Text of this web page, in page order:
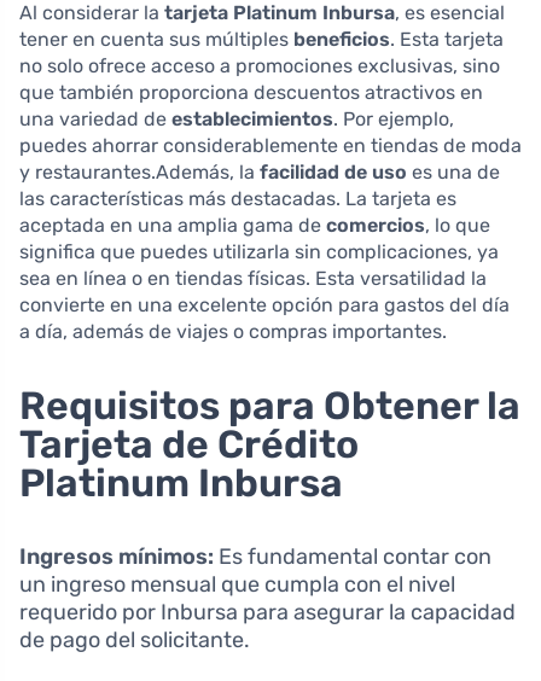
Al considerar la tarjeta Platinum Inbursa, es esencial
tener en cuenta sus múltiples beneficios. Esta tarjeta
no solo ofrece acceso a promociones exclusivas, sino
que también proporciona descuentos atractivos en
una variedad de establecimientos. Por ejemplo,
puedes ahorrar considerablemente en tiendas de moda
y restaurantes.Además, la facilidad de uso es una de
las características más destacadas. La tarjeta es
aceptada en una amplia gama de comercios, lo que
significa que puedes utilizarla sin complicaciones, ya
sea en línea o en tiendas físicas. Esta versatilidad la
convierte en una excelente opción para gastos del día
a día, además de viajes o compras importantes.
Requisitos para Obtener la
Tarjeta de Crédito
Platinum Inbursa
Ingresos mínimos: Es fundamental contar con
un ingreso mensual que cumpla con el nivel
requerido por Inbursa para asegurar la capacidad
de pago del solicitante.